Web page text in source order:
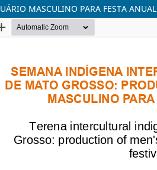
MASCULINO PARA FESTA ANUAL